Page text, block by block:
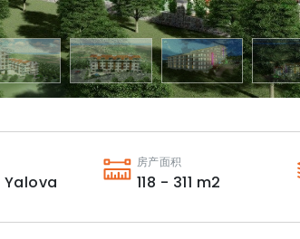
Yalova
房产面积
118 - 311 m2